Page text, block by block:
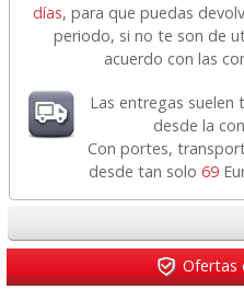
días, para que puedas
periodo, si no te son de
acuerdo con las
Las entregas suelen
desde la
Con portes,
desde tan solo 69
Ofertas